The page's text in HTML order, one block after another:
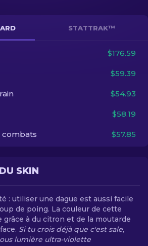
FR
STATTRAK™
$176.59
$59.39
$54.93
$58.19
$57.85
SKIN
: utiliser une dague est aussi facile
de poing. La couleur de cette
grâce à du citron et de la moutarde
Si tu crois déjà que c'est sale,
lumière ultra-violette